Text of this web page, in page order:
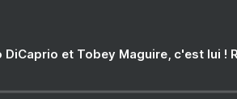
DiCaprio et Tobey Maguire, c'est lui !